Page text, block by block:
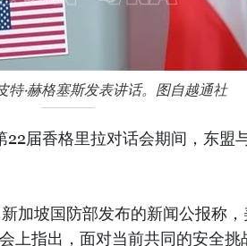
特·赫格塞斯发表讲话。图自越通社
届香格里拉对话会期间，东盟
加坡国防部发布的新闻公报称，
上指出，面对当前共同的安全